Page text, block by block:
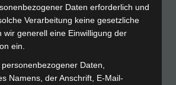
Daten erforderlich und
Verarbeitung keine gesetzliche
wir generell eine Einwilligung der
ein.
Daten,
Namens, der Anschrift, E-Mail-